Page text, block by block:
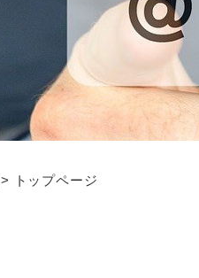
> トップページ